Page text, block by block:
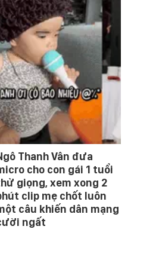
Thanh Vân đưa
cho con gái 1 tuổi
giọng, xem xong 2
clip mẹ chốt luôn
câu khiến dân mạng
ngất